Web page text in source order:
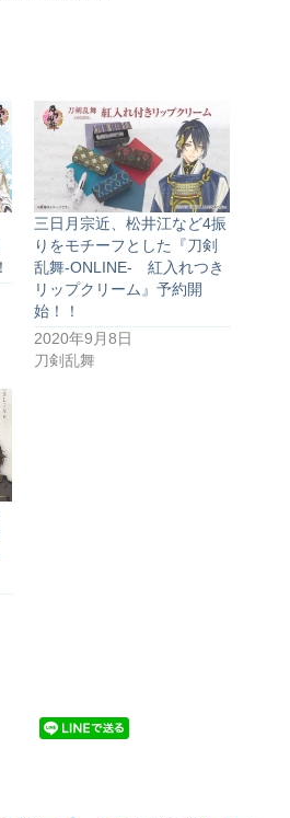
三日月宗近、松井江など4振
りをモチーフとした『刀剣
乱舞-ONLINE- 紅入れつき
リップクリーム』予約開
始！！
2020年9月8日
刀剣乱舞